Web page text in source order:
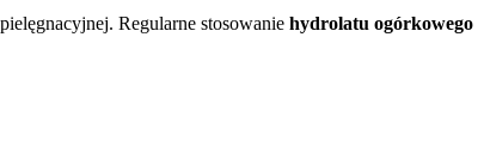
Regularne stosowanie hydrolatu ogórkowego